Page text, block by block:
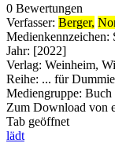
0 Bewertungen
Verfasser: Berger,
Medienkennzeichen:
Jahr: [2022]
Verlag: Weinheim,
Reihe: ... für
Mediengruppe: Buch
Zum Download von
Tab geöffnet
lädt